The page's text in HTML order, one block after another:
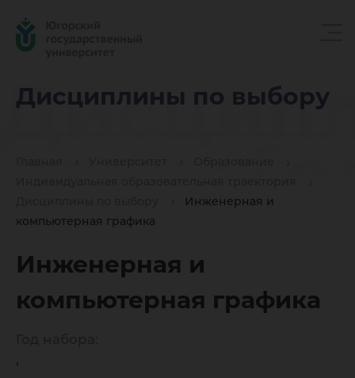
Дисциплины по выбору
Инженерная и
компьютерная графика
по
Инженерная и
компьютерная графика